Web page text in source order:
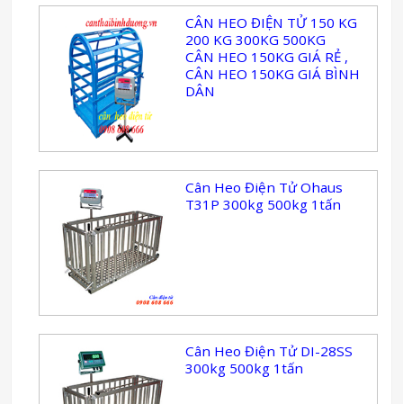
CÂN HEO ĐIỆN TỬ 150 KG
200 KG 300KG 500KG
CÂN HEO 150KG GIÁ RẺ ,
CÂN HEO 150KG GIÁ BÌNH
DÂN
Cân Heo Điện Tử Ohaus
T31P 300kg 500kg 1tấn
Cân Heo Điện Tử DI-28SS
300kg 500kg 1tấn